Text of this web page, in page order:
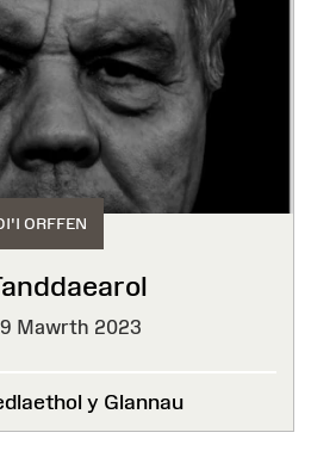
ORFFEN
Mawrth 2023
y Glannau